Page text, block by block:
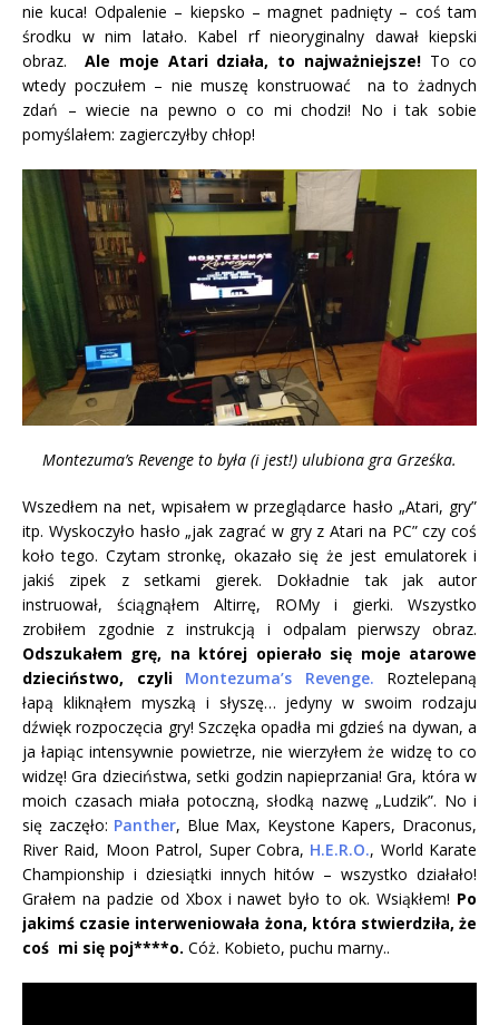
nie kuca! Odpalenie – kiepsko – magnet padnięty – coś tam
środku w nim latało. Kabel rf nieoryginalny dawał kiepski
obraz. Ale moje Atari działa, to najważniejsze! To co
wtedy poczułem – nie muszę konstruować na to żadnych
zdań – wiecie na pewno o co mi chodzi! No i tak sobie
pomyślałem: zagierczyłby chłop!
Montezuma’s Revenge to była (i jest!) ulubiona gra Grześka.
Wszedłem na net, wpisałem w przeglądarce hasło „Atari, gry”
itp. Wyskoczyło hasło „jak zagrać w gry z Atari na PC” czy coś
koło tego. Czytam stronkę, okazało się że jest emulatorek i
jakiś zipek z setkami gierek. Dokładnie tak jak autor
instruował, ściągnąłem Altirrę, ROMy i gierki. Wszystko
zrobiłem zgodnie z instrukcją i odpalam pierwszy obraz.
Odszukałem grę, na której opierało się moje atarowe
dzieciństwo, czyli Montezuma’s Revenge. Roztelepaną
łapą kliknąłem myszką i słyszę… jedyny w swoim rodzaju
dźwięk rozpoczęcia gry! Szczęka opadła mi gdzieś na dywan, a
ja łapiąc intensywnie powietrze, nie wierzyłem że widzę to co
widzę! Gra dzieciństwa, setki godzin napieprzania! Gra, która w
moich czasach miała potoczną, słodką nazwę „Ludzik”. No i
się zaczęło: Panther, Blue Max, Keystone Kapers, Draconus,
River Raid, Moon Patrol, Super Cobra, H.E.R.O., World Karate
Championship i dziesiątki innych hitów – wszystko działało!
Grałem na padzie od Xbox i nawet było to ok. Wsiąkłem! Po
jakimś czasie interweniowała żona, która stwierdziła, że
coś mi się poj****o. Cóż. Kobieto, puchu marny..